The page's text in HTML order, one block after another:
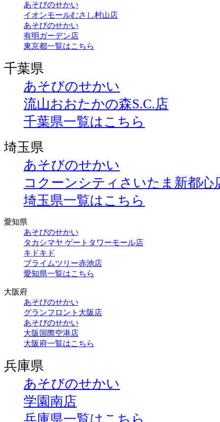
あそびのせかい
イオンモールむさし村山店
あそびのせかい
有明ガーデン店
東京都一覧はこちら
千葉県
あそびのせかい
流山おおたかの森S.C.店
千葉県一覧はこちら
埼玉県
あそびのせかい
コクーンシティさいたま新都心
埼玉県一覧はこちら
愛知県
あそびのせかい
タカシマヤ ゲートタワーモール店
キドキド
プライムツリー赤池店
愛知県一覧はこちら
大阪府
あそびのせかい
グランフロント大阪店
あそびのせかい
大阪国際空港店
大阪府一覧はこちら
兵庫県
あそびのせかい
学園南店